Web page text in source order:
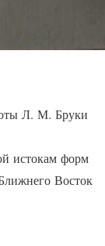
Л. М. Бруки
истокам форм
Восток